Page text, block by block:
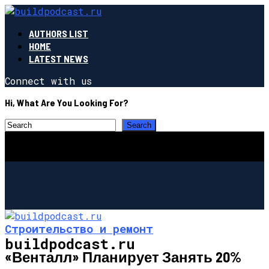
AUTHORS LIST
HOME
LATEST NEWS
Connect with us
Hi, What Are You Looking For?
buildpodcast.ru
Строительство и ремонт
«Венталл» Планирует Занять 20%